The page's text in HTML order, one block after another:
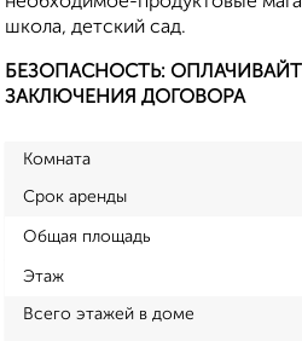
школа, детский сад.
БЕЗОПАСНОСТЬ:
ЗАКЛЮЧЕНИЯ ДОГОВОРА
Комната
Срок аренды
Общая площадь
Этаж
Всего этажей в доме